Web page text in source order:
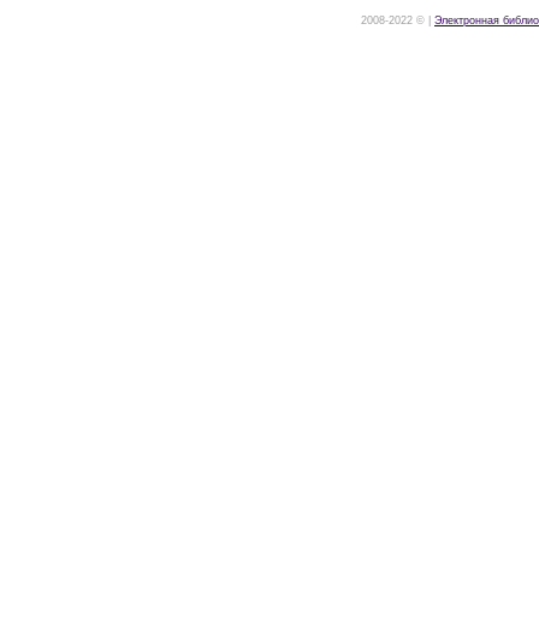
2008-2022 © | Электронная